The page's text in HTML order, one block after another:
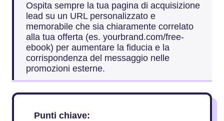
Ospita sempre la tua pagina di acquisizione
lead su un URL personalizzato e
memorabile che sia chiaramente correlato
alla tua offerta (es. yourbrand.com/free-
ebook) per aumentare la fiducia e la
corrispondenza del messaggio nelle
promozioni esterne.
Punti chiave: